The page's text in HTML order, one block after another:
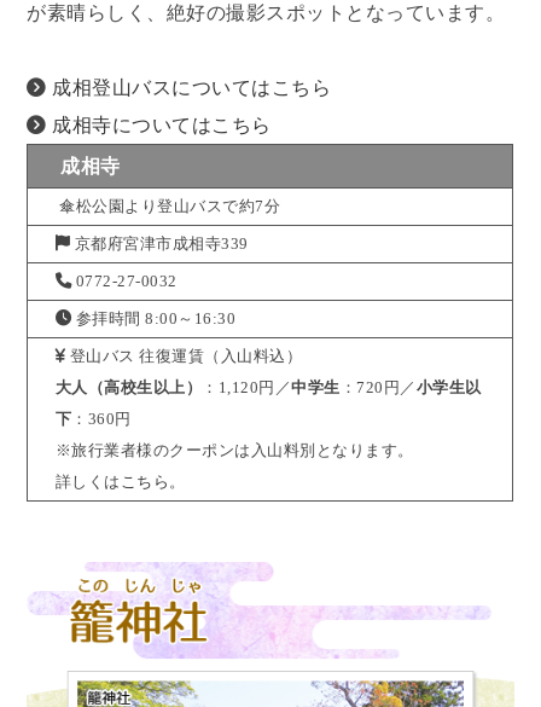
が素晴らしく、絶好の撮影スポットとなっています。
成相登山バスについてはこちら
成相寺についてはこちら
成相寺
傘松公園より登山バスで約7分
京都府宮津市成相寺339
0772-27-0032
参拝時間 8:00～16:30
登山バス 往復運賃（入山料込）
大人（高校生以上）
：1,120円／中学生 ：720円／ 小学生以
下 ：360円
※旅行業者様のクーポンは入山料別となります。
詳しくは こちら 。